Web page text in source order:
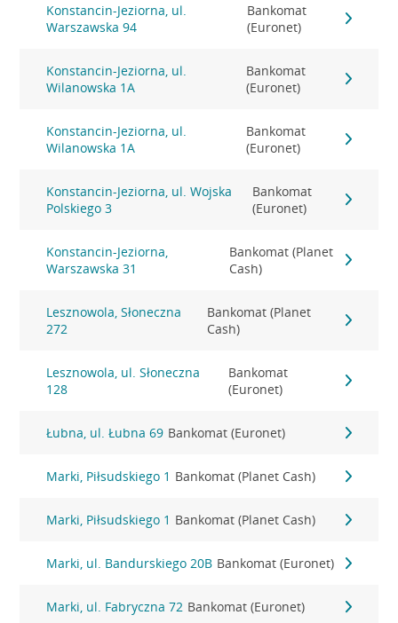
Konstancin-Jeziorna, ul.
Warszawska 94
Bankomat
(Euronet)
Konstancin-Jeziorna, ul.
Wilanowska 1A
Bankomat
(Euronet)
Konstancin-Jeziorna, ul.
Wilanowska 1A
Bankomat
(Euronet)
Konstancin-Jeziorna, ul. Wojska
Polskiego 3
Bankomat
(Euronet)
Konstancin-Jeziorna,
Warszawska 31
Bankomat (Planet
Cash)
Lesznowola, Słoneczna
272
Bankomat (Planet
Cash)
Lesznowola, ul. Słoneczna
128
Bankomat
(Euronet)
Łubna, ul. Łubna 69 Bankomat (Euronet)
Marki, Piłsudskiego 1 Bankomat (Planet Cash)
Marki, Piłsudskiego 1 Bankomat (Planet Cash)
Marki, ul. Bandurskiego 20B Bankomat (Euronet)
Marki, ul. Fabryczna 72 Bankomat (Euronet)